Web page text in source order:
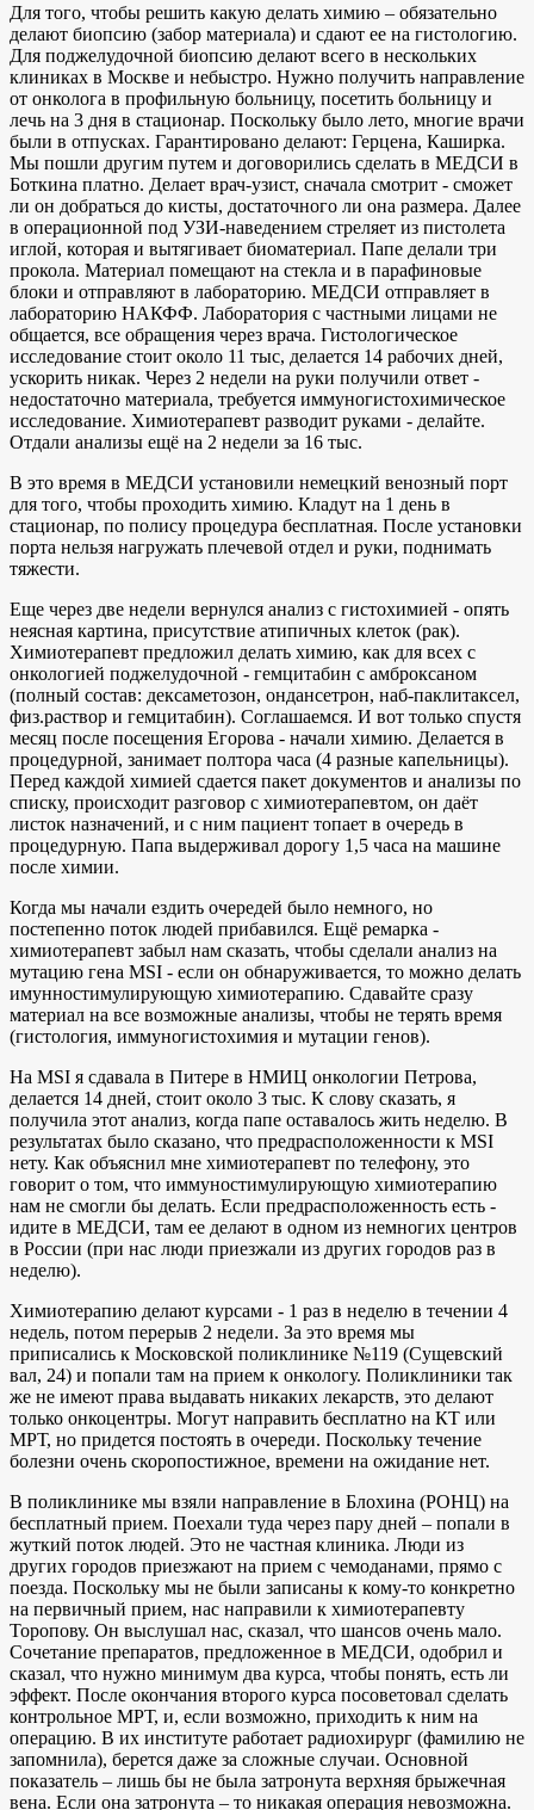
Для того, чтобы решить какую делать химию – обязательно
делают биопсию (забор материала) и сдают ее на гистологию.
Для поджелудочной биопсию делают всего в нескольких
клиниках в Москве и небыстро. Нужно получить направление
от онколога в профильную больницу, посетить больницу и
лечь на 3 дня в стационар. Поскольку было лето, многие врачи
были в отпусках. Гарантировано делают: Герцена, Каширка.
Мы пошли другим путем и договорились сделать в МЕДСИ в
Боткина платно. Делает врач-узист, сначала смотрит - сможет
ли он добраться до кисты, достаточного ли она размера. Далее
в операционной под УЗИ-наведением стреляет из пистолета
иглой, которая и вытягивает биоматериал. Папе делали три
прокола. Материал помещают на стекла и в парафиновые
блоки и отправляют в лабораторию. МЕДСИ отправляет в
лабораторию НАКФФ. Лаборатория с частными лицами не
общается, все обращения через врача. Гистологическое
исследование стоит около 11 тыс, делается 14 рабочих дней,
ускорить никак. Через 2 недели на руки получили ответ -
недостаточно материала, требуется иммуногистохимическое
исследование. Химиотерапевт разводит руками - делайте.
Отдали анализы ещё на 2 недели за 16 тыс.
В это время в МЕДСИ установили немецкий венозный порт
для того, чтобы проходить химию. Кладут на 1 день в
стационар, по полису процедура бесплатная. После установки
порта нельзя нагружать плечевой отдел и руки, поднимать
тяжести.
Еще через две недели вернулся анализ с гистохимией - опять
неясная картина, присутствие атипичных клеток (рак).
Химиотерапевт предложил делать химию, как для всех с
онкологией поджелудочной - гемцитабин с амброксаном
(полный состав: дексаметозон, ондансетрон, наб-паклитаксел,
физ.раствор и гемцитабин). Соглашаемся. И вот только спустя
месяц после посещения Егорова - начали химию. Делается в
процедурной, занимает полтора часа (4 разные капельницы).
Перед каждой химией сдается пакет документов и анализы по
списку, происходит разговор с химиотерапевтом, он даёт
листок назначений, и с ним пациент топает в очередь в
процедурную. Папа выдерживал дорогу 1,5 часа на машине
после химии.
Когда мы начали ездить очередей было немного, но
постепенно поток людей прибавился. Ещё ремарка -
химиотерапевт забыл нам сказать, чтобы сделали анализ на
мутацию гена МSI - если он обнаруживается, то можно делать
имунностимулирующую химиотерапию. Сдавайте сразу
материал на все возможные анализы, чтобы не терять время
(гистология, иммуногистохимия и мутации генов).
На MSI я сдавала в Питере в НМИЦ онкологии Петрова,
делается 14 дней, стоит около 3 тыс. К слову сказать, я
получила этот анализ, когда папе оставалось жить неделю. В
результатах было сказано, что предрасположенности к MSI
нету. Как объяснил мне химиотерапевт по телефону, это
говорит о том, что иммуностимулирующую химиотерапию
нам не смогли бы делать. Если предрасположенность есть -
идите в МЕДСИ, там ее делают в одном из немногих центров
в России (при нас люди приезжали из других городов раз в
неделю).
Химиотерапию делают курсами - 1 раз в неделю в течении 4
недель, потом перерыв 2 недели. За это время мы
приписались к Московской поликлинике №119 (Сущевский
вал, 24) и попали там на прием к онкологу. Поликлиники так
же не имеют права выдавать никаких лекарств, это делают
только онкоцентры. Могут направить бесплатно на КТ или
МРТ, но придется постоять в очереди. Поскольку течение
болезни очень скоропостижное, времени на ожидание нет.
В поликлинике мы взяли направление в Блохина (РОНЦ) на
бесплатный прием. Поехали туда через пару дней – попали в
жуткий поток людей. Это не частная клиника. Люди из
других городов приезжают на прием с чемоданами, прямо с
поезда. Поскольку мы не были записаны к кому-то конкретно
на первичный прием, нас направили к химиотерапевту
Торопову. Он выслушал нас, сказал, что шансов очень мало.
Сочетание препаратов, предложенное в МЕДСИ, одобрил и
сказал, что нужно минимум два курса, чтобы понять, есть ли
эффект. После окончания второго курса посоветовал сделать
контрольное МРТ, и, если возможно, приходить к ним на
операцию. В их институте работает радиохирург (фамилию не
запомнила), берется даже за сложные случаи. Основной
показатель – лишь бы не была затронута верхняя брыжечная
вена. Если она затронута – то никакая операция невозможна.